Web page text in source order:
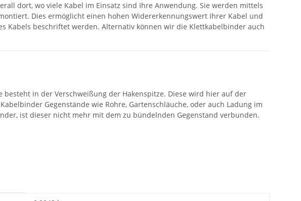
dort, wo viele Kabel im Einsatz sind Ihre Anwendung. Sie werden mittels
Dies ermöglicht einen hohen Widererkennungswert Ihrer Kabel und
Kabels beschriftet werden. Alternativ können wir die Klettkabelbinder auch
in der Verschweißung der Hakenspitze. Diese wird hier auf der
Gegenstände wie Rohre, Gartenschläuche, oder auch Ladung im
ist dieser nicht mehr mit dem zu bündelnden Gegenstand verbunden.